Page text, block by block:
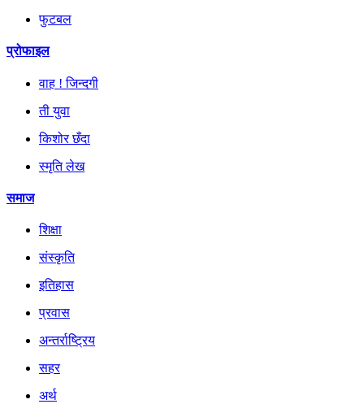
फुटबल
प्रोफाइल
वाह ! जिन्दगी
ती युवा
किशोर छँदा
स्मृति लेख
समाज
शिक्षा
संस्कृति
इतिहास
प्रवास
अन्तर्राष्ट्रिय
सहर
अर्थ